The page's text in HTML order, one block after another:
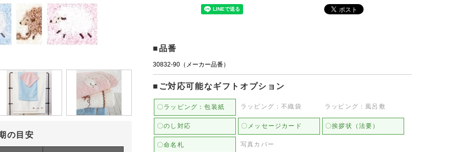
の目安
■品番
30832-90（メーカー品番）
■ご対応可能なギフトオプション
〇ラッピング：包装紙 ラッピング：不織袋 ラッピング：風呂敷
〇のし対応 〇メッセージカード 〇挨拶状（法要）
〇命名札 写真カバー